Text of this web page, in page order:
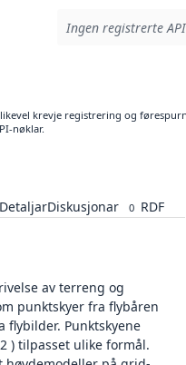
Ingen registrerte
krevje registrering og
nøklar.
DetaljarDiskusjonar 0 RDF
av terreng og
punktskyer fra flybåren
flybilder. Punktskyene
) tilpasset ulike formål.